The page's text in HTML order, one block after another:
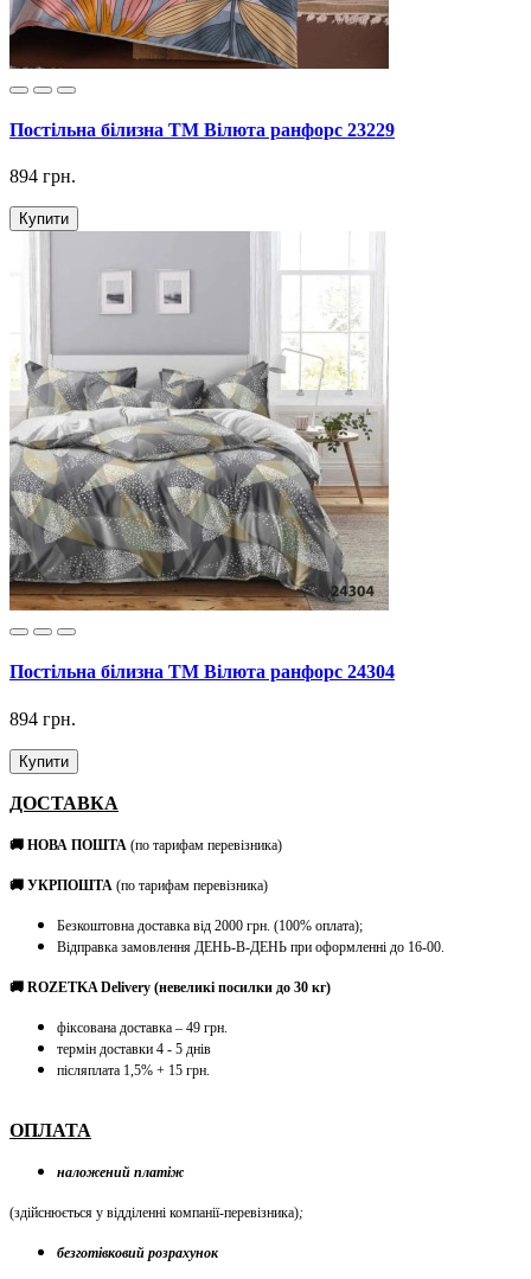
Постільна білизна ТМ Вілюта ранфорс 23229
894 грн.
Купити
Постільна білизна ТМ Вілюта ранфорс 24304
894 грн.
Купити
ДОСТАВКА
🚚 НОВА ПОШТА (по тарифам перевізника)
🚚 УКРПОШТА (по тарифам перевізника)
Безкоштовна доставка від 2000 грн. (100% оплата);
Відправка замовлення ДЕНЬ-В-ДЕНЬ при оформленні до 16-00.
🚚 ROZETKA Delivery (невеликі посилки до 30 кг)
фіксована доставка – 49 грн.
термін доставки 4 - 5 днів
післяплата 1,5% + 15 грн.
ОПЛАТА
наложений платіж
(здійснюється у відділенні компанії-перевізника);
безготівковий розрахунок